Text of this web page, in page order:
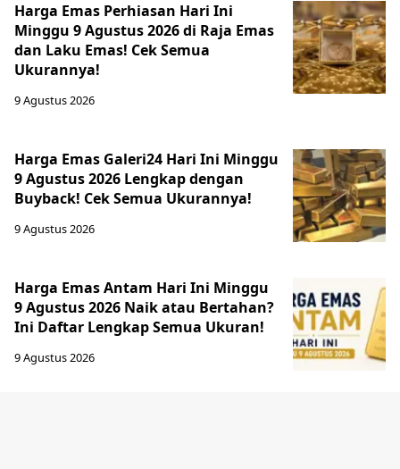
Harga Emas Perhiasan Hari Ini
Minggu 9 Agustus 2026 di Raja Emas
dan Laku Emas! Cek Semua
Ukurannya!
9 Agustus 2026
Harga Emas Galeri24 Hari Ini Minggu
9 Agustus 2026 Lengkap dengan
Buyback! Cek Semua Ukurannya!
9 Agustus 2026
Harga Emas Antam Hari Ini Minggu
9 Agustus 2026 Naik atau Bertahan?
Ini Daftar Lengkap Semua Ukuran!
9 Agustus 2026